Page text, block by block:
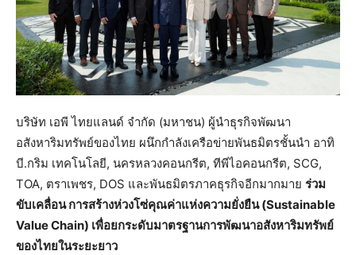
บริษัท เอพี ไทยแลนด์ จำกัด (มหาชน) ผู้นำธุรกิจพัฒนา
อสังหาริมทรัพย์ของไทย ผนึกกำลังเครือข่ายพันธมิตรชั้นนำ อาทิ
บี.กริม เทคโนโลยี, นครหลวงคอนกรีต, ทีพีไอคอนกรีต, SCG,
TOA, ตราเพชร, DOS และพันธมิตรภาคธุรกิจอีกมากมาย ร่วม
ขับเคลื่อน การสร้างห่วงโซ่คุณค่าแห่งความยั่งยืน (Sustainable
Value Chain) เพื่อยกระดับมาตรฐานการพัฒนาอสังหาริมทรัพย์
ของไทยในระยะยาว